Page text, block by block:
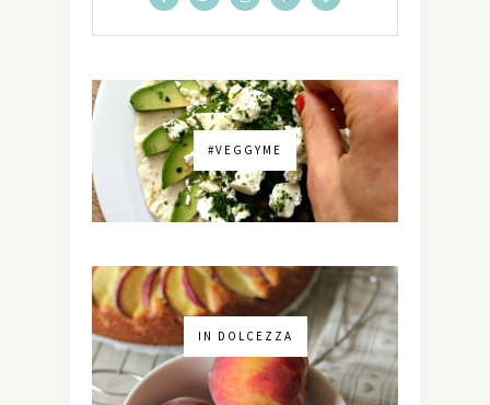
#VEGGYME
IN DOLCEZZA